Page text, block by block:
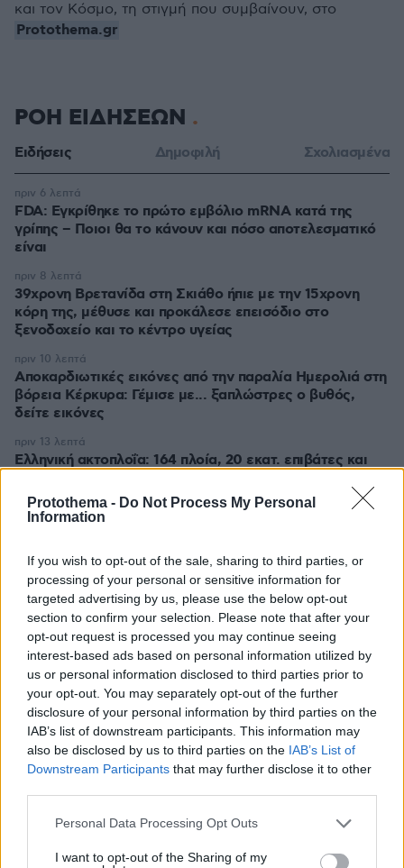
Protothema - Do Not Process My Personal
Information
If you wish to opt-out of the sale, sharing to third parties, or
processing of your personal or sensitive information for
targeted advertising by us, please use the below opt-out
section to confirm your selection. Please note that after your
opt-out request is processed you may continue seeing
interest-based ads based on personal information utilized by
us or personal information disclosed to third parties prior to
your opt-out. You may separately opt-out of the further
disclosure of your personal information by third parties on the
IAB’s list of downstream participants. This information may
also be disclosed by us to third parties on the IAB’s List of
Downstream Participants that may further disclose it to other
Please note that this website/app uses one or more Google
not limited to your visit or usage behaviour. You may click to
Personal Data Processing Opt Outs
I want to opt-out of the Sharing of my
και τον Κόσμο, τη στιγμή που συμβαίνουν, στο
Protothema.gr
ΡΟΗ ΕΙΔΗΣΕΩΝ
Ειδήσεις Δημοφιλή Σχολιασμένα
FDA: Εγκρίθηκε το πρώτο εμβόλιο mRNA κατά της
γρίπης – Ποιοι θα το κάνουν και πόσο αποτελεσματικό
είναι
πριν 6 λεπτά
39χρονη Βρετανίδα στη Σκιάθο ήπιε με την 15χρονη
κόρη της, μέθυσε και προκάλεσε επεισόδιο στο
ξενοδοχείο και το κέντρο υγείας
πριν 8 λεπτά
Αποκαρδιωτικές εικόνες από την παραλία Ημερολιά στη
βόρεια Κέρκυρα: Γέμισε με... ξαπλώστρες ο βυθός,
δείτε εικόνες
πριν 10 λεπτά
Ελληνική ακτοπλοΐα: 164 πλοία, 20 εκατ. επιβάτες και
πριν 13 λεπτά
Από την αιμορραγία μέχρι τη δηλητηρίαση: Τι πρέπει να
πριν 22 λεπτά
Το μητρικό γάλα περιέχει πάνω από 1.500 βιοδραστικά
συστατικά – Πώς προστατεύουν το βρέφος
πριν 29 λεπτά
Του Σωτήρος μυρίζει τηγανητό ψάρι και γλυκαίνουν τα
πρώτα σταφύλια. Τι λέει η παράδοση
πριν 32 λεπτά
Τα fragrance mist που φοράω ξανά και ξανά κατά τη
διάρκεια του καλοκαιριού
πριν 32 λεπτά
τη ζωή όλων μας, ο πόνος είναι αφόρητος
πριν 33 λεπτά
πριν 34 λεπτά